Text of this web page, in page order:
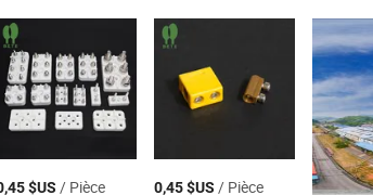
$US / Pièce 0,45 $US / Pièce